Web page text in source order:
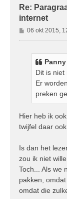
Re:
internet
B
e
06 okt 2015,
Dit is niet
Er
preken
Hier heb ik
twijfel daar ook
Is dan het
zou ik niet
Toch... Als we
pakken,
omdat die